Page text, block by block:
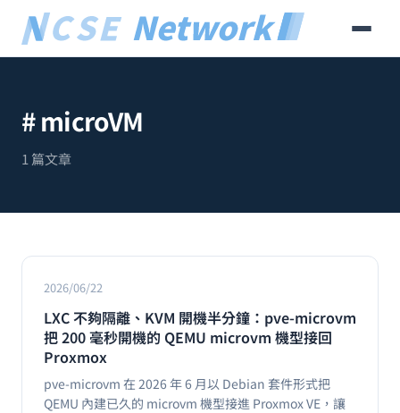
# microVM
1 篇文章
2026/06/22
LXC 不夠隔離、KVM 開機半分鐘：pve-microvm
把 200 毫秒開機的 QEMU microvm 機型接回
Proxmox
pve-microvm 在 2026 年 6 月以 Debian 套件形式把
QEMU 內建已久的 microvm 機型接進 Proxmox VE，讓